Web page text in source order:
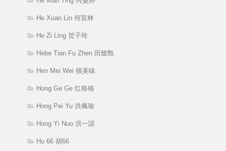
He Xuan Lin 何宣林
He Zi Ling 贺子玲
Hebe Tian Fu Zhen 田馥甄
Hen Mei Wei 很美味
Hong Ge Ge 红格格
Hong Pei Yu 洪佩瑜
Hong Yi Nuo 洪一諾
Hu 66 胡66